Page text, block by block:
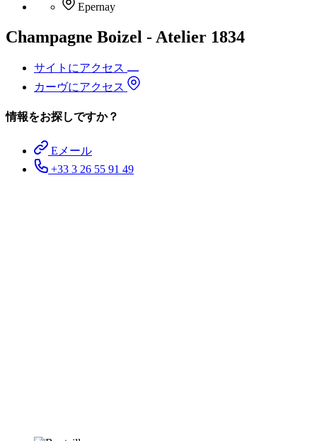
Epernay
Champagne Boizel - Atelier 1834
サイトにアクセス
カーヴにアクセス
情報をお探しですか？
Eメール
+33 3 26 55 91 49